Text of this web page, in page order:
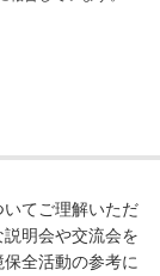
てご理解いただ
明会や交流会を
全活動の参考に